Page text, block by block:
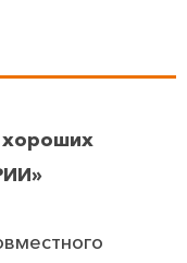
хороших